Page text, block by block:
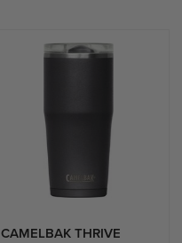
CAMELBAK THRIVE